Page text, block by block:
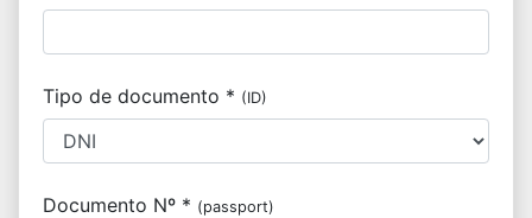
Tipo de documento * (ID)
Documento Nº * (passport)